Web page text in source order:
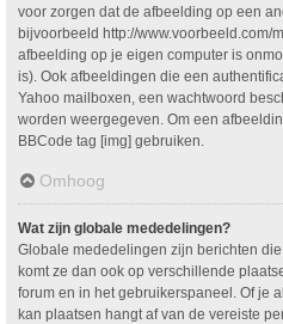
voor zorgen dat de afbeelding op een
bijvoorbeeld http://www.voorbeeld.com/
afbeelding op je eigen computer is
is). Ook afbeeldingen die een
Yahoo mailboxen, een wachtwoord
worden weergegeven. Om een
BBCode tag [img] gebruiken.
Omhoog
Wat zijn globale mededelingen?
Globale mededelingen zijn berichten
komt ze dan ook op verschillende
forum en in het gebruikerspaneel. Of je
kan plaatsen hangt af van de vereiste